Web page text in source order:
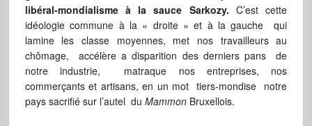
libéral-mondialisme à la sauce Sarkozy. C’est cette
idéologie commune à la « droite » et à la gauche qui
lamine les classe moyennes, met nos travailleurs au
chômage, accélère a disparition des derniers pans de
notre industrie, matraque nos entreprises, nos
commerçants et artisans, en un mot tiers-mondise notre
pays sacrifié sur l’autel du MammonBruxellois.